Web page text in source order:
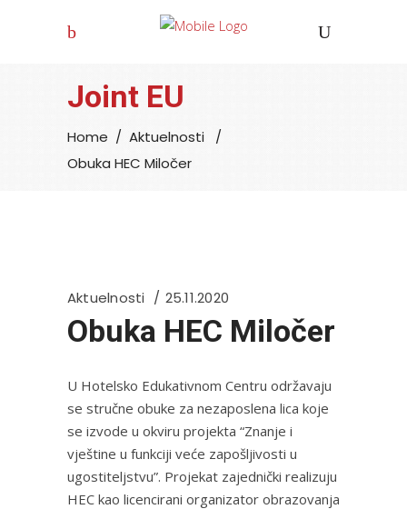
Joint EU
Home / Aktuelnosti
/
Obuka HEC Miločer
Aktuelnosti 25.11.2020
Obuka HEC Miločer
U Hotelsko Edukativnom Centru održavaju
se stručne obuke za nezaposlena lica koje
se izvode u okviru projekta “Znanje i
vještine u funkciji veće zapošljivosti u
ugostiteljstvu”. Projekat zajednički realizuju
HEC kao licencirani organizator obrazovanja